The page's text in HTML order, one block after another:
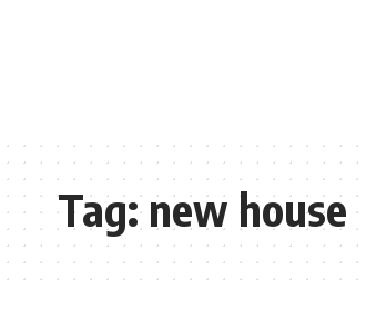
Tag:new house